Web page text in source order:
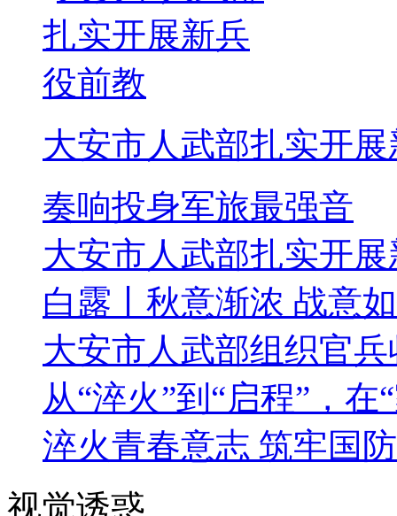
大安市人武部扎实开
奏响投身军旅最强音
大安市人武部扎实开
白露丨秋意渐浓 战意
大安市人武部组织官
从“淬火”到“启程”，在
淬火青春意志 筑牢国
视觉诱惑